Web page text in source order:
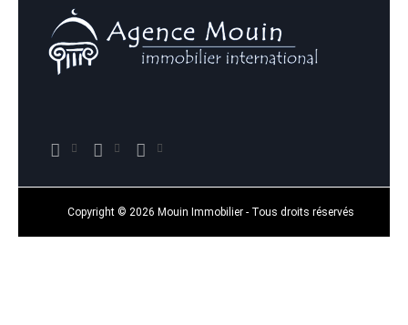
Copyright © 2026 Mouin Immobilier - Tous droits réservés